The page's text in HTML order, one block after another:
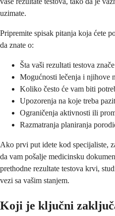
uzimate.
Pripremite spisak pitanja koja ćete
da znate o:
Šta vaši rezultati testova znače
Mogućnosti lečenja i njihove
Koliko često će vam biti
Upozorenja na koje treba
Ograničenja aktivnosti ili
Razmatranja planiranja
Ako prvi put idete kod specijaliste,
da vam pošalje medicinsku
prethodne rezultate testova krvi,
vezi sa vašim stanjem.
Koji je ključni